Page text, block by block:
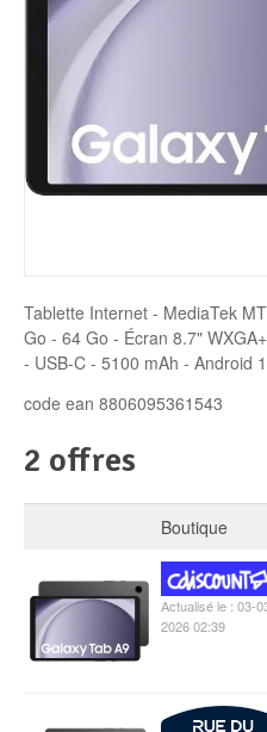
Processeur
Disque SSD
Tablette Internet - MediaTek
Go - 64 Go - Écran 8.7"
- USB-C - 5100 mAh - Android
code ean 8806095361543
2 offres
Boutique
Actualisé le : 03-
2026 02:39